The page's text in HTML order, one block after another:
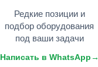
Редкие позиции и
подбор оборудования
под ваши задачи
Написать в WhatsApp→